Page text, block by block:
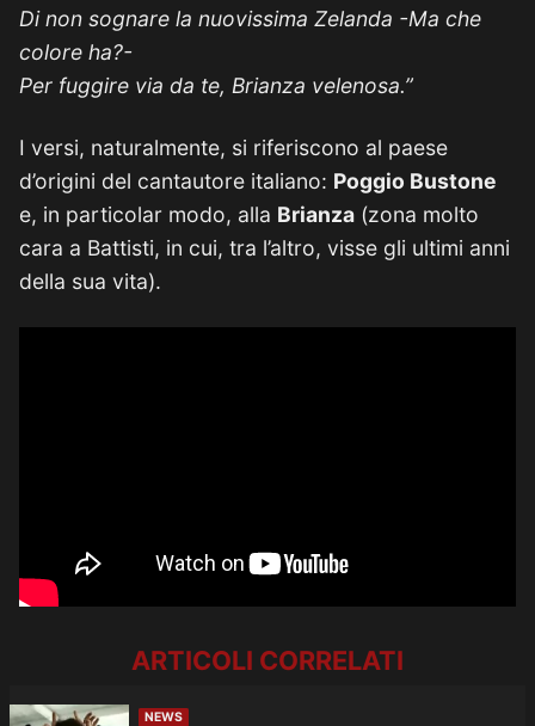
Di non sognare la nuovissima Zelanda -Ma che
colore ha?-
Per fuggire via da te, Brianza velenosa.”
I versi, naturalmente, si riferiscono al paese
d’origini del cantautore italiano: Poggio Bustone
e, in particolar modo, alla Brianza (zona molto
cara a Battisti, in cui, tra l’altro, visse gli ultimi anni
della sua vita).
ARTICOLI CORRELATI
NEWS